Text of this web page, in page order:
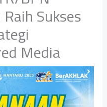
Sukses
Media